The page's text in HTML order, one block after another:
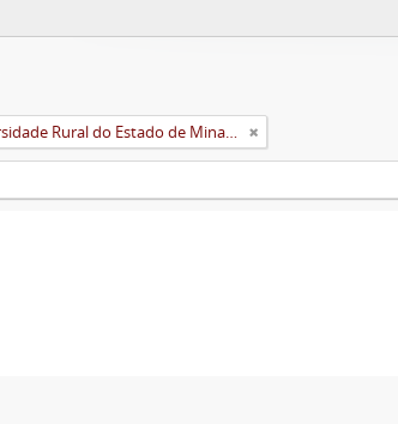
Universidade Rural do Estado de Minas Gerais (Uremg)